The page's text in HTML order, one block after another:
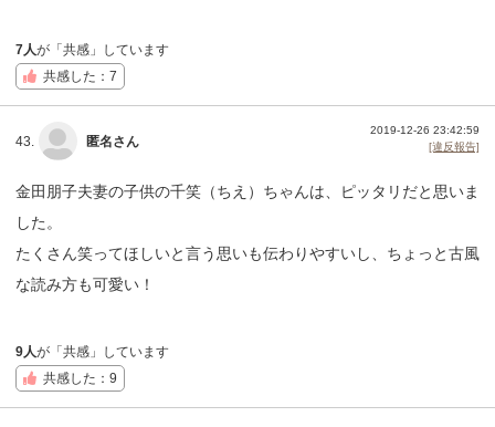
7人が「共感」しています
共感した：7
43. 匿名さん
2019-12-26 23:42:59
[違反報告]
金田朋子夫妻の子供の千笑（ちえ）ちゃんは、ピッタリだと思いま
した。
たくさん笑ってほしいと言う思いも伝わりやすいし、ちょっと古風
な読み方も可愛い！
9人が「共感」しています
共感した：9